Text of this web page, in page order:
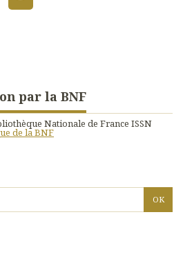
par la BNF
Nationale de France ISSN
de la BNF